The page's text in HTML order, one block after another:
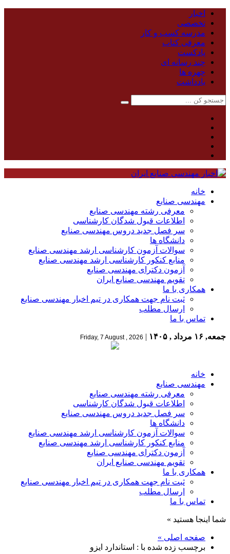
اخبار
تخصصی
مدرسه کسب و کار
معرفی کتاب
پادکست
چند رسانه ای
چهره ها
یادداشت
خانه
مهندسی صنایع
معرفی رشته مهندسی صنایع
اطلاعات قبول شدگان کارشناسی
سر فصل جدید دروس مهندسی صنایع
دانشگاه ها
سوالات آزمون کارشناسی ارشد مهندسی صنایع
منابع کنکور کارشناسی ارشد مهندسی صنایع
آزمون دکترای مهندسی صنایع
تقویم مهندسی صنایع ایران
همکاری با ما
ثبت نام جهت همکاری در تیم اخبار مهندسی صنایع
ارسال مطلب
تماس با ما
جمعه, ۱۶ مرداد , ۱۴۰۵ |
Friday, 7 August , 2026
خانه
مهندسی صنایع
معرفی رشته مهندسی صنایع
اطلاعات قبول شدگان کارشناسی
سر فصل جدید دروس مهندسی صنایع
دانشگاه ها
سوالات آزمون کارشناسی ارشد مهندسی صنایع
منابع کنکور کارشناسی ارشد مهندسی صنایع
آزمون دکترای مهندسی صنایع
تقویم مهندسی صنایع ایران
همکاری با ما
ثبت نام جهت همکاری در تیم اخبار مهندسی صنایع
ارسال مطلب
تماس با ما
شما اینجا هستید »
صفحه اصلی »
برچسب زده شده با : استاندارد ایزو